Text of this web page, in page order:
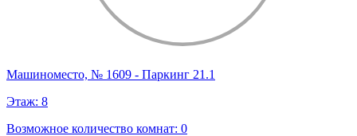
Машиноместо, № 1609 - Паркинг 21.1
Этаж: 8
Возможное количество комнат: 0